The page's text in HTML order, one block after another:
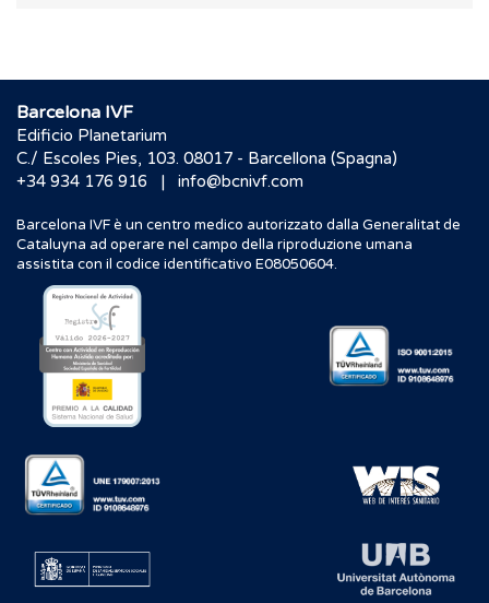
Barcelona IVF
Edificio Planetarium
C./ Escoles Pies, 103. 08017 - Barcellona (Spagna)
+34 934 176 916
| info@bcnivf.com
Barcelona IVF è un centro medico autorizzato dalla Generalitat de
Cataluyna ad operare nel campo della riproduzione umana
assistita con il codice identificativo E08050604.